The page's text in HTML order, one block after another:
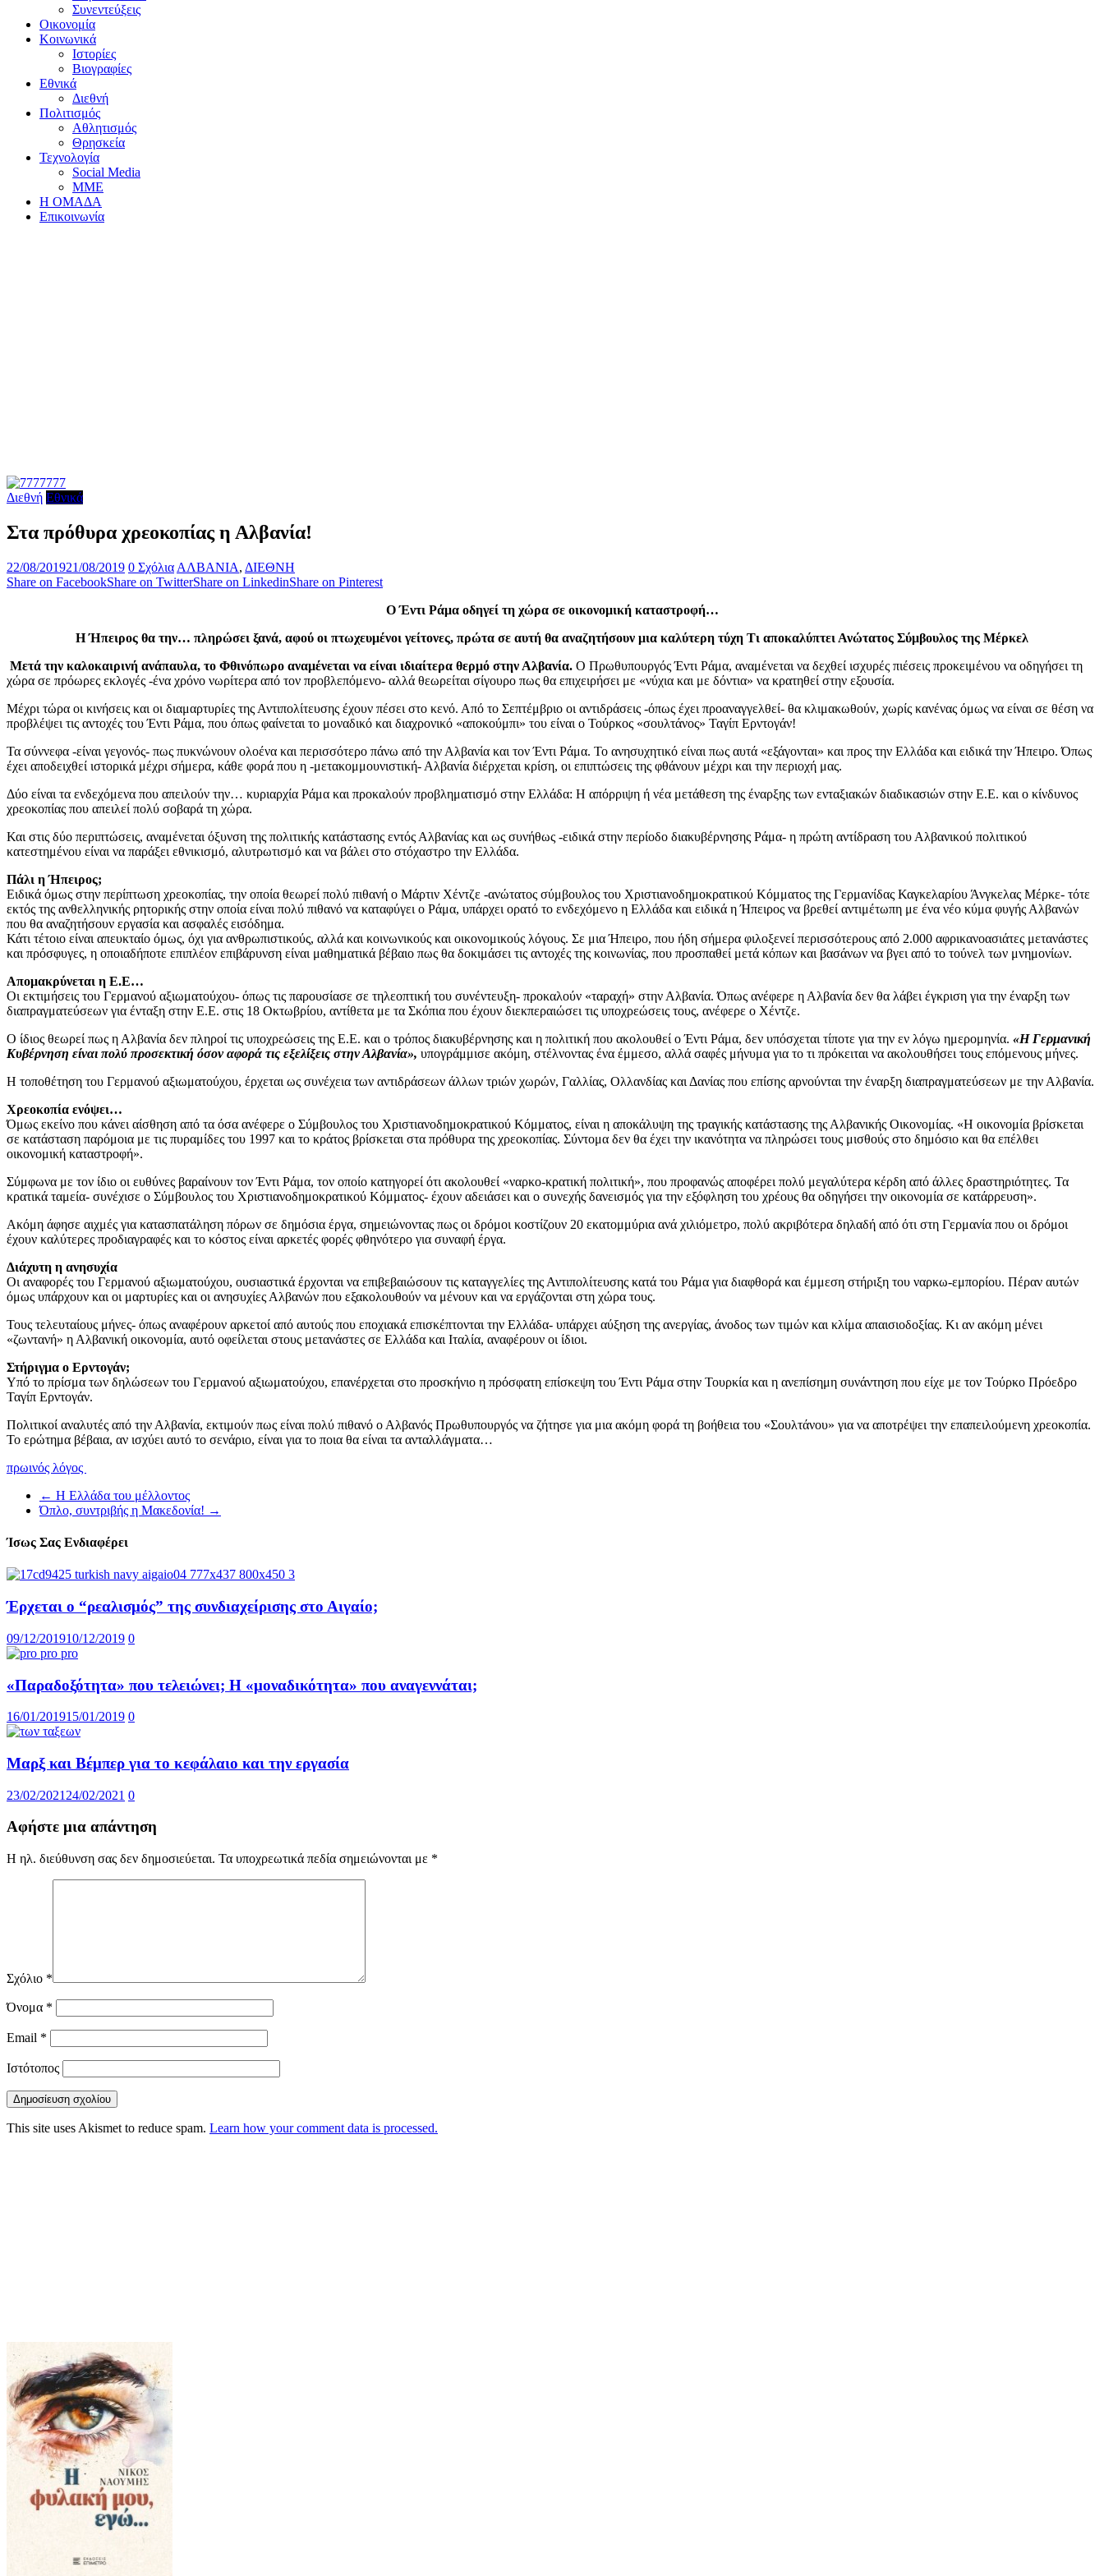
Συνεντεύξεις
Οικονομία
Κοινωνικά
Ιστορίες
Βιογραφίες
Εθνικά
Διεθνή
Πολιτισμός
Αθλητισμός
Θρησκεία
Τεχνολογία
Social Media
ΜΜΕ
Η ΟΜΑΔΑ
Επικοινωνία
Διεθνή Εθνικά
Στα πρόθυρα χρεοκοπίας η Αλβανία!
22/08/201921/08/2019 0 Σχόλια ΑΛΒΑΝΙΑ, ΔΙΕΘΝΗ
Share on FacebookShare on TwitterShare on LinkedinShare on Pinterest
Ο Έντι Ράμα οδηγεί τη χώρα σε οικονομική καταστροφή…
Η Ήπειρος θα την… πληρώσει ξανά, αφού οι πτωχευμένοι γείτονες, πρώτα σε αυτή θα αναζητήσουν μια καλύτερη τύχη Τι αποκαλύπτει Ανώτατος Σύμβουλος της Μέρκελ
Μετά την καλοκαιρινή ανάπαυλα, το Φθινόπωρο αναμένεται να είναι ιδιαίτερα θερμό στην Αλβανία. Ο Πρωθυπουργός Έντι Ράμα, αναμένεται να δεχθεί ισχυρές πιέσεις προκειμένου να οδηγήσει τη
χώρα σε πρόωρες εκλογές -ένα χρόνο νωρίτερα από τον προβλεπόμενο- αλλά θεωρείται σίγουρο πως θα επιχειρήσει με «νύχια και με δόντια» να κρατηθεί στην εξουσία.
Μέχρι τώρα οι κινήσεις και οι διαμαρτυρίες της Αντιπολίτευσης έχουν πέσει στο κενό. Από το Σεπτέμβριο οι αντιδράσεις -όπως έχει προαναγγελθεί- θα κλιμακωθούν, χωρίς κανένας όμως να είναι σε θέση να
προβλέψει τις αντοχές του Έντι Ράμα, που όπως φαίνεται το μοναδικό και διαχρονικό «αποκούμπι» του είναι ο Τούρκος «σουλτάνος» Ταγίπ Ερντογάν!
Τα σύννεφα -είναι γεγονός- πως πυκνώνουν ολοένα και περισσότερο πάνω από την Αλβανία και τον Έντι Ράμα. Το ανησυχητικό είναι πως αυτά «εξάγονται» και προς την Ελλάδα και ειδικά την Ήπειρο. Όπως
έχει αποδειχθεί ιστορικά μέχρι σήμερα, κάθε φορά που η -μετακομμουνιστική- Αλβανία διέρχεται κρίση, οι επιπτώσεις της φθάνουν μέχρι και την περιοχή μας.
Δύο είναι τα ενδεχόμενα που απειλούν την… κυριαρχία Ράμα και προκαλούν προβληματισμό στην Ελλάδα: Η απόρριψη ή νέα μετάθεση της έναρξης των ενταξιακών διαδικασιών στην Ε.Ε. και ο κίνδυνος
χρεοκοπίας που απειλεί πολύ σοβαρά τη χώρα.
Και στις δύο περιπτώσεις, αναμένεται όξυνση της πολιτικής κατάστασης εντός Αλβανίας και ως συνήθως -ειδικά στην περίοδο διακυβέρνησης Ράμα- η πρώτη αντίδραση του Αλβανικού πολιτικού
κατεστημένου είναι να παράξει εθνικισμό, αλυτρωτισμό και να βάλει στο στόχαστρο την Ελλάδα.
Πάλι η Ήπειρος;
Ειδικά όμως στην περίπτωση χρεοκοπίας, την οποία θεωρεί πολύ πιθανή ο Μάρτιν Χέντζε -ανώτατος σύμβουλος του Χριστιανοδημοκρατικού Κόμματος της Γερμανίδας Καγκελαρίου Άνγκελας Μέρκε- τότε
εκτός της ανθελληνικής ρητορικής στην οποία είναι πολύ πιθανό να καταφύγει ο Ράμα, υπάρχει ορατό το ενδεχόμενο η Ελλάδα και ειδικά η Ήπειρος να βρεθεί αντιμέτωπη με ένα νέο κύμα φυγής Αλβανών
που θα αναζητήσουν εργασία και ασφαλές εισόδημα.
Κάτι τέτοιο είναι απευκταίο όμως, όχι για ανθρωπιστικούς, αλλά και κοινωνικούς και οικονομικούς λόγους. Σε μια Ήπειρο, που ήδη σήμερα φιλοξενεί περισσότερους από 2.000 αφρικανοασιάτες μετανάστες
και πρόσφυγες, η οποιαδήποτε επιπλέον επιβάρυνση είναι μαθηματικά βέβαιο πως θα δοκιμάσει τις αντοχές της κοινωνίας, που προσπαθεί μετά κόπων και βασάνων να βγει από το τούνελ των μνημονίων.
Απομακρύνεται η Ε.Ε…
Οι εκτιμήσεις του Γερμανού αξιωματούχου- όπως τις παρουσίασε σε τηλεοπτική του συνέντευξη- προκαλούν «ταραχή» στην Αλβανία. Όπως ανέφερε η Αλβανία δεν θα λάβει έγκριση για την έναρξη των
διαπραγματεύσεων για ένταξη στην Ε.Ε. στις 18 Οκτωβρίου, αντίθετα με τα Σκόπια που έχουν διεκπεραιώσει τις υποχρεώσεις τους, ανέφερε ο Χέντζε.
Ο ίδιος θεωρεί πως η Αλβανία δεν πληροί τις υποχρεώσεις της Ε.Ε. και ο τρόπος διακυβέρνησης και η πολιτική που ακολουθεί ο Έντι Ράμα, δεν υπόσχεται τίποτε για την εν λόγω ημερομηνία. «Η Γερμανική
Κυβέρνηση είναι πολύ προσεκτική όσον αφορά τις εξελίξεις στην Αλβανία», υπογράμμισε ακόμη, στέλνοντας ένα έμμεσο, αλλά σαφές μήνυμα για το τι πρόκειται να ακολουθήσει τους επόμενους μήνες.
Η τοποθέτηση του Γερμανού αξιωματούχου, έρχεται ως συνέχεια των αντιδράσεων άλλων τριών χωρών, Γαλλίας, Ολλανδίας και Δανίας που επίσης αρνούνται την έναρξη διαπραγματεύσεων με την Αλβανία.
Χρεοκοπία ενόψει…
Όμως εκείνο που κάνει αίσθηση από τα όσα ανέφερε ο Σύμβουλος του Χριστιανοδημοκρατικού Κόμματος, είναι η αποκάλυψη της τραγικής κατάστασης της Αλβανικής Οικονομίας. «Η οικονομία βρίσκεται
σε κατάσταση παρόμοια με τις πυραμίδες του 1997 και το κράτος βρίσκεται στα πρόθυρα της χρεοκοπίας. Σύντομα δεν θα έχει την ικανότητα να πληρώσει τους μισθούς στο δημόσιο και θα επέλθει
οικονομική καταστροφή».
Σύμφωνα με τον ίδιο οι ευθύνες βαραίνουν τον Έντι Ράμα, τον οποίο κατηγορεί ότι ακολουθεί «ναρκο-κρατική πολιτική», που προφανώς αποφέρει πολύ μεγαλύτερα κέρδη από άλλες δραστηριότητες. Τα
κρατικά ταμεία- συνέχισε ο Σύμβουλος του Χριστιανοδημοκρατικού Κόμματος- έχουν αδειάσει και ο συνεχής δανεισμός για την εξόφληση του χρέους θα οδηγήσει την οικονομία σε κατάρρευση».
Ακόμη άφησε αιχμές για κατασπατάληση πόρων σε δημόσια έργα, σημειώνοντας πως οι δρόμοι κοστίζουν 20 εκατομμύρια ανά χιλιόμετρο, πολύ ακριβότερα δηλαδή από ότι στη Γερμανία που οι δρόμοι
έχουν καλύτερες προδιαγραφές και το κόστος είναι αρκετές φορές φθηνότερο για συναφή έργα.
Διάχυτη η ανησυχία
Οι αναφορές του Γερμανού αξιωματούχου, ουσιαστικά έρχονται να επιβεβαιώσουν τις καταγγελίες της Αντιπολίτευσης κατά του Ράμα για διαφθορά και έμμεση στήριξη του ναρκω-εμπορίου. Πέραν αυτών
όμως υπάρχουν και οι μαρτυρίες και οι ανησυχίες Αλβανών που εξακολουθούν να μένουν και να εργάζονται στη χώρα τους.
Τους τελευταίους μήνες- όπως αναφέρουν αρκετοί από αυτούς που εποχιακά επισκέπτονται την Ελλάδα- υπάρχει αύξηση της ανεργίας, άνοδος των τιμών και κλίμα απαισιοδοξίας. Κι αν ακόμη μένει
«ζωντανή» η Αλβανική οικονομία, αυτό οφείλεται στους μετανάστες σε Ελλάδα και Ιταλία, αναφέρουν οι ίδιοι.
Στήριγμα ο Ερντογάν;
Υπό το πρίσμα των δηλώσεων του Γερμανού αξιωματούχου, επανέρχεται στο προσκήνιο η πρόσφατη επίσκεψη του Έντι Ράμα στην Τουρκία και η ανεπίσημη συνάντηση που είχε με τον Τούρκο Πρόεδρο
Ταγίπ Ερντογάν.
Πολιτικοί αναλυτές από την Αλβανία, εκτιμούν πως είναι πολύ πιθανό ο Αλβανός Πρωθυπουργός να ζήτησε για μια ακόμη φορά τη βοήθεια του «Σουλτάνου» για να αποτρέψει την επαπειλούμενη χρεοκοπία.
Το ερώτημα βέβαια, αν ισχύει αυτό το σενάριο, είναι για το ποια θα είναι τα ανταλλάγματα…
πρωινός λόγος
← Η Ελλάδα του μέλλοντος
Όπλο, συντριβής η Μακεδονία! →
Ίσως Σας Ενδιαφέρει
Έρχεται ο “ρεαλισμός” της συνδιαχείρισης στο Αιγαίο;
09/12/201910/12/2019 0
«Παραδοξότητα» που τελειώνει; Η «μοναδικότητα» που αναγεννάται;
16/01/201915/01/2019 0
Μαρξ και Βέμπερ για το κεφάλαιο και την εργασία
23/02/2021 24/02/2021 0
Αφήστε μια απάντηση
Η ηλ. διεύθυνση σας δεν δημοσιεύεται. Τα υποχρεωτικά πεδία σημειώνονται με *
Σχόλιο *
Όνομα *
Email *
Ιστότοπος
This site uses Akismet to reduce spam. Learn how your comment data is processed.